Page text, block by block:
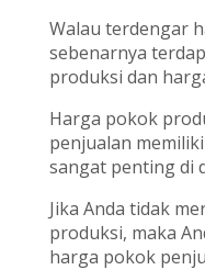
Walau terdengar
sebenarnya
produksi dan
Harga pokok
penjualan
sangat penting di
Jika Anda tidak
produksi, maka
harga pokok